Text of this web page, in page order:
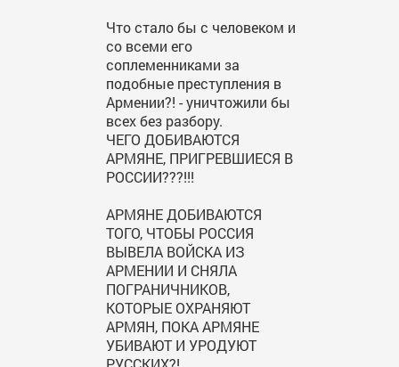
Что стало бы с человеком и
со всеми его
соплеменниками за
подобные преступления в
Армении?! - уничтожили бы
всех без разбору.
ЧЕГО ДОБИВАЮТСЯ
АРМЯНЕ, ПРИГРЕВШИЕСЯ В
РОССИИ???!!!
АРМЯНЕ ДОБИВАЮТСЯ
ТОГО, ЧТОБЫ РОССИЯ
ВЫВЕЛА ВОЙСКА ИЗ
АРМЕНИИ И СНЯЛА
ПОГРАНИЧНИКОВ,
КОТОРЫЕ ОХРАНЯЮТ
АРМЯН, ПОКА АРМЯНЕ
УБИВАЮТ И УРОДУЮТ